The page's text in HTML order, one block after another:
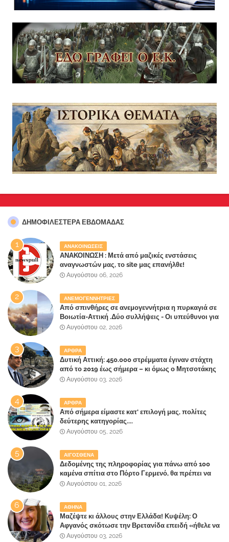
ΔΗΜΟΦΙΛΈΣΤΕΡΑ ΕΒΔΟΜΆΔΑΣ
ΑΝΑΚΟΙΝΩΣΕΙΣ
ΑΝΑΚΟΙΝΩΣΗ : Μετά από μαζικές ενστάσεις
αναγνωστών μας, το site μας επανήλθε!
Αυγούστου 06, 2026
ΑΝΕΜΟΓΕΝΝΗΤΡΙΕΣ
Από σπινθήρες σε ανεμογεννήτρια η πυρκαγιά σε
Βοιωτία-Αττική .Δύο συλλήψεις - Οι υπεύθυνοι για
την λάθος διαχείριση της κατάσβεσης θα
Αυγούστου 02, 2026
ΑΡΘΡΑ
Δυτική Αττική: 450.000 στρέμματα έγιναν στάχτη
από το 2019 έως σήμερα – κι όμως ο Μητσοτάκης
έλαβε 40% και 45% στις εκλογές του 2023,ενώ 50%
Αυγούστου 03, 2026
ΑΡΘΡΑ
Από σήμερα είμαστε κατ' επιλογή μας, πολίτες
δεύτερης κατηγορίας....
Αυγούστου 05, 2026
ΑΙΓΟΣΘΕΝΑ
Δεδομένης της πληροφορίας για πάνω από 100
καμένα σπίτια στο Πόρτο Γερμενό, θα πρέπει να
αναζητηθούν ευθύνες για την ολοσχερή
επίγειου παραδείσου της Αττικής
Αυγούστου 01, 2026
ΑΘΗΝΑ
Μαζέψτε κι άλλους στην Ελλάδα! Κυψέλη: Ο
Αφγανός σκότωσε την Βρετανίδα επειδή «ήθελε να
κάνει τη σύντροφό του χριστιανή»
Αυγούστου 03, 2026